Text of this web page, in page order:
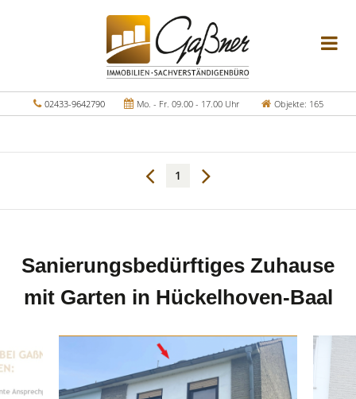
02433-9642790 Mo. - Fr. 09.00 - 17.00 Uhr Objekte: 165
1
Sanierungsbedürftiges Zuhause
mit Garten in Hückelhoven-Baal